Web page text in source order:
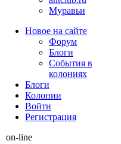
Муравьи
Новое на сайте
Форум
Блоги
События в
колониях
Блоги
Колонии
Войти
Peгиcтpaция
on-line